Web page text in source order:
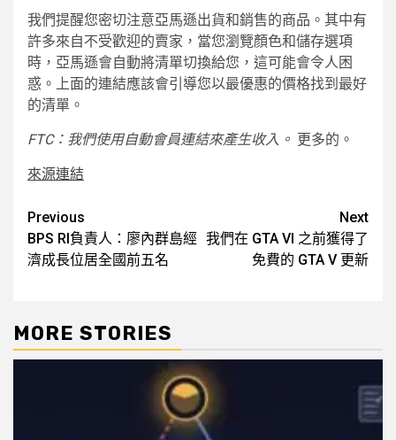
我們提醒您密切注意亞馬遜出貨和銷售的商品。其中有
許多來自不受歡迎的賣家，當您瀏覽顏色和儲存選項
時，亞馬遜會自動將清單切換給您，這可能會令人困
惑。上面的連結應該會引導您以最優惠的價格找到最好
的清單。
FTC：我們使用自動會員連結來產生收入。 更多的。
來源連結
Post
navigation
Previous
BPS RI負責人：廖內群島經
濟成長位居全國前五名
Next
我們在 GTA VI 之前獲得了
免費的 GTA V 更新
MORE STORIES